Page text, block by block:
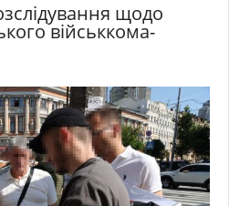
щодо
військкома-